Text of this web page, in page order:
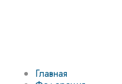
Главная